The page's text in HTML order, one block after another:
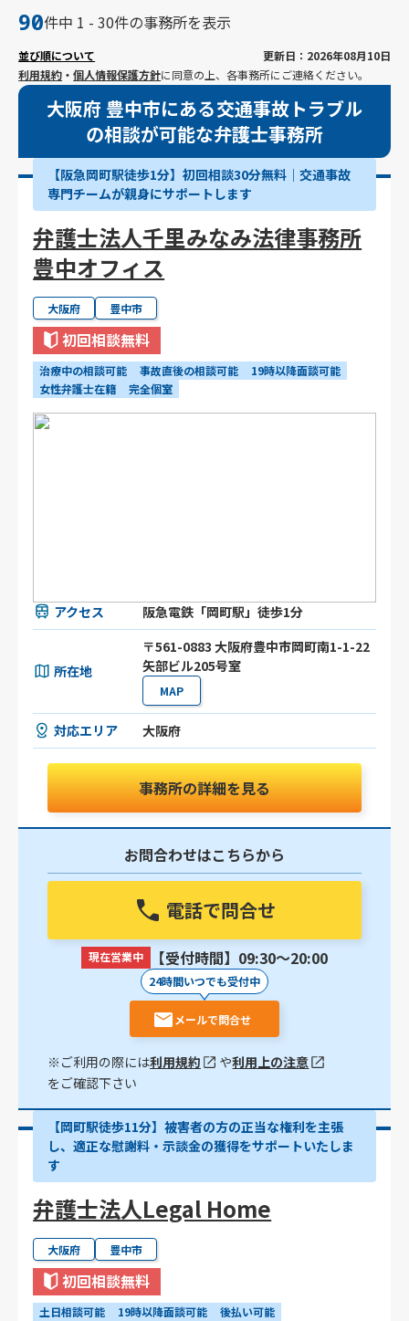
90件中 1 - 30件の事務所を表示
並び順について
更新日：2026年08月10日
利用規約 ・個人情報保護方針に同意の上、各事務所にご連絡ください。
大阪府 豊中市にある交通事故トラブル
の相談が可能な弁護士事務所
【阪急岡町駅徒歩1分】初回相談30分無料｜交通事故
専門チームが親身にサポートします
弁護士法人千里みなみ法律事務所
豊中オフィス
大阪府 豊中市
初回相談無料
治療中の相談可能 事故直後の相談可能
19時以降面談可能
女性弁護士在籍
完全個室
アクセス 阪急電鉄「岡町駅」徒歩1分
所在地
〒561-0883 大阪府豊中市岡町南1-1-22
矢部ビル205号室
MAP
対応エリア 大阪府
事務所の詳細を見る
お問合わせはこちらから
電話で問合せ
現在営業中 【受付時間】09:30〜20:00
24時間いつでも受付中
メールで問合せ
※ご利用の際には利用規約 や利用上の注意
をご確認下さい
【岡町駅徒歩11分】被害者の方の正当な権利を主張
し、適正な慰謝料・示談金の獲得をサポートいたしま
す
弁護士法人Legal Home
大阪府 豊中市
初回相談無料
土日相談可能 19時以降面談可能
後払い可能